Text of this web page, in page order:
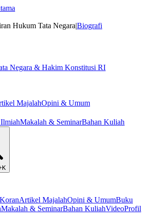
Hukum Tata Negara|Biografi
Negara & Hakim Konstitusi RI
MajalahOpini & Umum
Makalah & SeminarBahan Kuliah
Artikel MajalahOpini & UmumBuku
Makalah & SeminarBahan KuliahVideoProfil